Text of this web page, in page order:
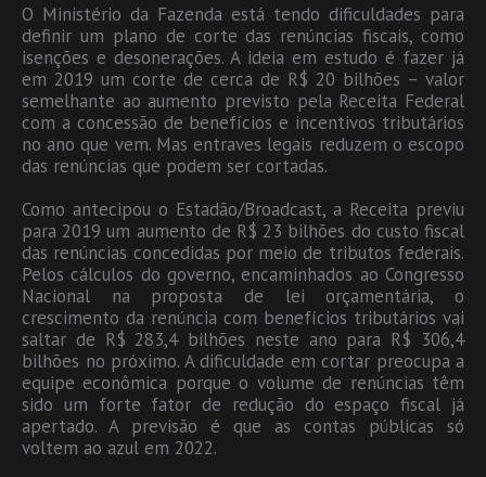
O Ministério da Fazenda está tendo dificuldades para
definir um plano de corte das renúncias fiscais, como
isenções e desonerações. A ideia em estudo é fazer já
em 2019 um corte de cerca de R$ 20 bilhões – valor
semelhante ao aumento previsto pela Receita Federal
com a concessão de benefícios e incentivos tributários
no ano que vem. Mas entraves legais reduzem o escopo
das renúncias que podem ser cortadas.
Como antecipou o Estadão/Broadcast, a Receita previu
para 2019 um aumento de R$ 23 bilhões do custo fiscal
das renúncias concedidas por meio de tributos federais.
Pelos cálculos do governo, encaminhados ao Congresso
Nacional na proposta de lei orçamentária, o
crescimento da renúncia com benefícios tributários vai
saltar de R$ 283,4 bilhões neste ano para R$ 306,4
bilhões no próximo. A dificuldade em cortar preocupa a
equipe econômica porque o volume de renúncias têm
sido um forte fator de redução do espaço fiscal já
apertado. A previsão é que as contas públicas só
voltem ao azul em 2022.